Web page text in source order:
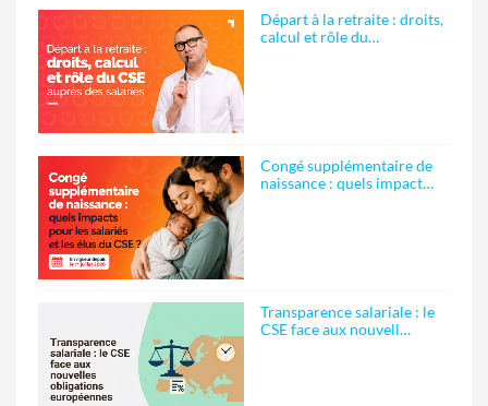
Départ à la retraite : droits,
calcul et rôle du…
Congé supplémentaire de
naissance : quels impact…
Transparence salariale : le
CSE face aux nouvell…